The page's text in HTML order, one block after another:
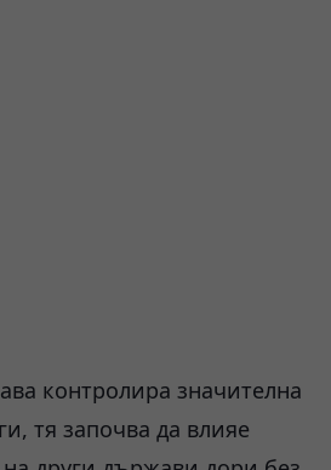
контролира значителна
тя започва да влияе